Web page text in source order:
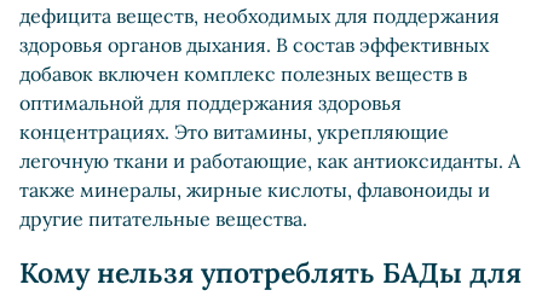
дефицита веществ, необходимых для поддержания
здоровья органов дыхания. В состав эффективных
добавок включен комплекс полезных веществ в
оптимальной для поддержания здоровья
концентрациях. Это витамины, укрепляющие
легочную ткани и работающие, как антиоксиданты. А
также минералы, жирные кислоты, флавоноиды и
другие питательные вещества.
Кому нельзя употреблять БАДы для